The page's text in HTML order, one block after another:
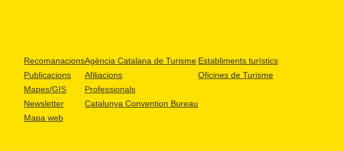
Recomanacions
Publicacions
Mapes/GIS
Newsletter
Mapa web
Agència Catalana de Turisme
Afiliacions
Professionals
Catalunya Convention Bureau
Establiments turístics
Oficines de Turisme